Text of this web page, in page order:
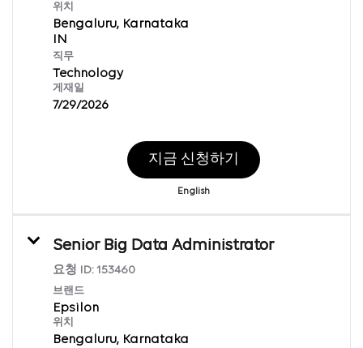
위치
Bengaluru, Karnataka
직무
Technology
게재일
7/29/2026
지금 신청하기
English
Senior Big Data Administrator
요청 ID: 153460
브랜드
Epsilon
위치
Bengaluru, Karnataka